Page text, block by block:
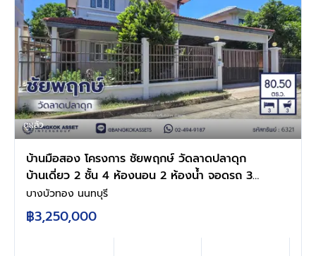
ดูแล้ว
บ้านมือสอง โครงการ ชัยพฤกษ์ วัดลาดปลาดุก
บ้านเดี่ยว 2 ชั้น 4 ห้องนอน 2 ห้องน้ำ จอดรถ 3
คัน เนื้อที่ 53 ตร.ว. ใช้สอย 120 ตร.ม. มีห้องนอน
ชั้นล่าง ครัวพร้อมเคาน์เตอร์ หลังคาโรงรถ ทำเล
บางบัวทอง นนทบุรี ติดถนนวัดลาดปลาดุก ใกล้
บางบัวทอง นนทบุรี
฿3,250,000